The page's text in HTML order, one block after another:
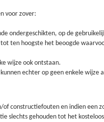
voor zover:
ondergeschikten, op de
ten hoogste het beoogde
wijze ook ontstaan.
echter op geen enkele
constructiefouten en indien een
slechts gehouden tot het